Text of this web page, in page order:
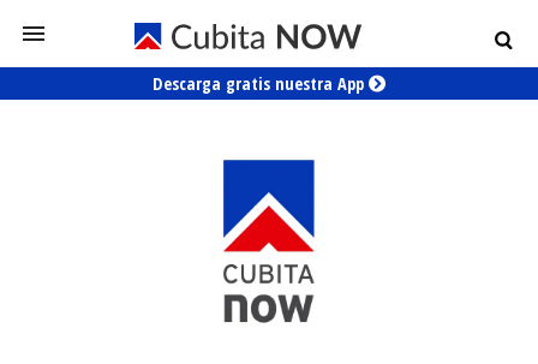
Descarga gratis nuestra App